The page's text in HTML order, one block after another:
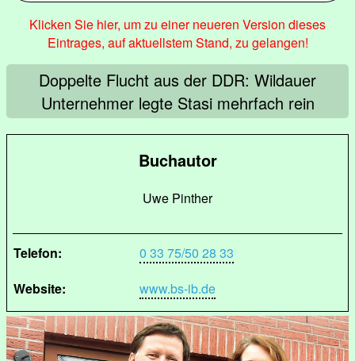
Klicken Sie hier, um zu einer neueren Version dieses
Eintrages, auf aktuellstem Stand, zu gelangen!
Doppelte Flucht aus der DDR: Wildauer
Unternehmer legte Stasi mehrfach rein
Buchautor
Uwe Pinther
Telefon:
0 33 75/50 28 33
Website:
www.bs-ib.de